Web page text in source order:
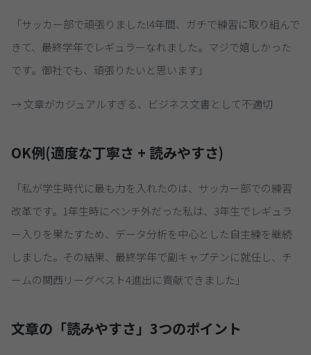
「サッカー部で頑張りました!4年間、ガチで練習に取り組んで
きて、最終学年でレギュラーなれました。マジで嬉しかった
です。御社でも、頑張りたいと思います」
→ 文章がカジュアルすぎる、ビジネス文書として不適切
OK例(適度な丁寧さ + 読みやすさ)
「私が学生時代に最も力を入れたのは、サッカー部での練習
改革です。1年生時にベンチ外だった私は、3年生でレギュラ
ー入りを果たすため、データ分析を中心とした自主練を継続
しました。その結果、最終学年で副キャプテンに就任し、チ
ームの関西リーグベスト4進出に貢献できました」
文章の「読みやすさ」3つのポイント